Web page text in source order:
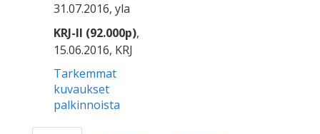
31.07.2016, yla
KRJ-II (92.000p),
15.06.2016, KRJ
Tarkemmat
kuvaukset
palkinnoista